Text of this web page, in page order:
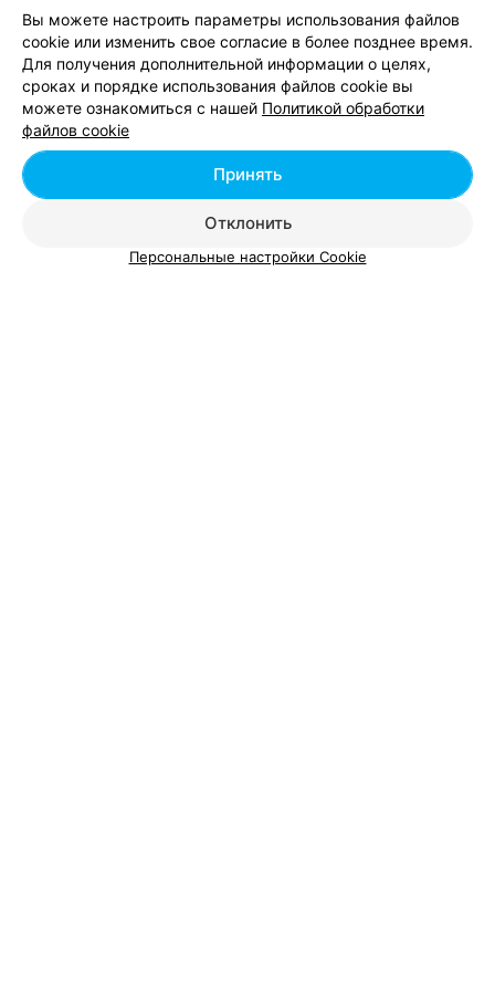
приветливые, тактичные, настоящие профессионалы.
Однозначно буду возвращаться, в меню салона еще
много вкусностей :)
Шугаринг живота в Минске
Шугаринг спины в Минске
Вы можете настроить параметры использования файлов
cookie или изменить свое согласие в более позднее время.
Для получения дополнительной информации о целях,
сроках и порядке использования файлов cookie вы
можете ознакомиться с нашей Политикой обработки
файлов cookie
Отклонить
Принять
Персональные настройки Cookie